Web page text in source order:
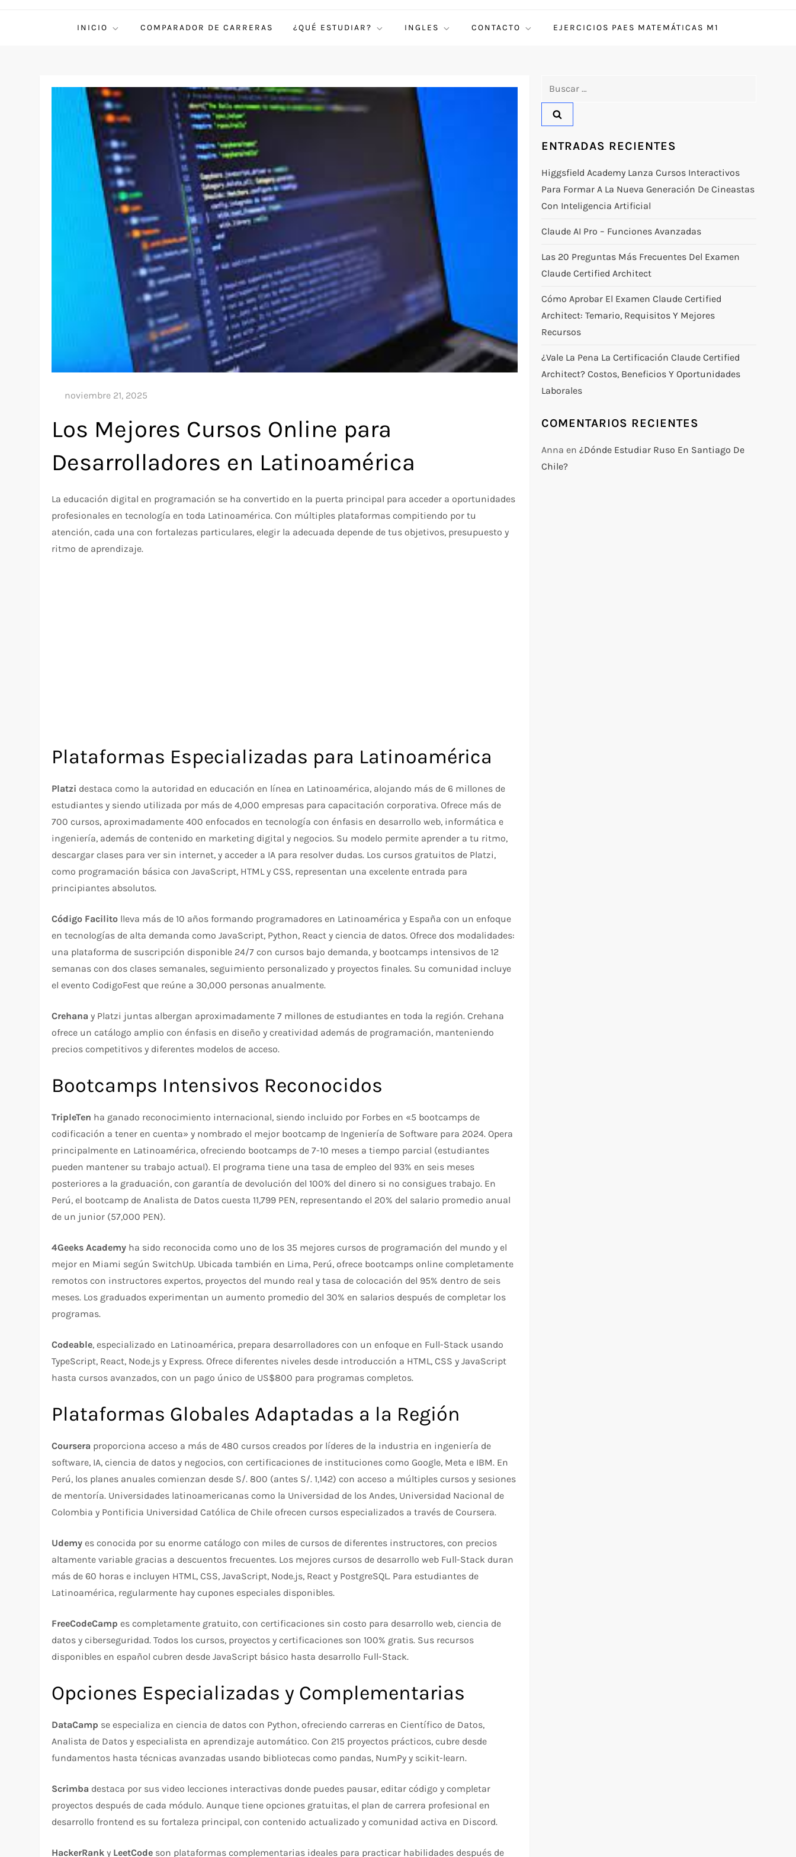
INICIO COMPARADOR DE CARRERAS ¿QUÉ ESTUDIAR? INGLES CONTACTO EJERCICIOS PAES MATEMÁTICAS M1
Los Mejores Cursos Online para
Desarrolladores en Latinoamérica
La educación digital en programación se ha convertido en la puerta principal para acceder a oportunidades
profesionales en tecnología en toda Latinoamérica. Con múltiples plataformas compitiendo por tu
atención, cada una con fortalezas particulares, elegir la adecuada depende de tus objetivos, presupuesto y
ritmo de aprendizaje.
Plataformas Especializadas para Latinoamérica
Platzi destaca como la autoridad en educación en línea en Latinoamérica, alojando más de 6 millones de
estudiantes y siendo utilizada por más de 4,000 empresas para capacitación corporativa. Ofrece más de
700 cursos, aproximadamente 400 enfocados en tecnología con énfasis en desarrollo web, informática e
ingeniería, además de contenido en marketing digital y negocios. Su modelo permite aprender a tu ritmo,
descargar clases para ver sin internet, y acceder a IA para resolver dudas. Los cursos gratuitos de Platzi,
como programación básica con JavaScript, HTML y CSS, representan una excelente entrada para
principiantes absolutos.​
Código Facilito lleva más de 10 años formando programadores en Latinoamérica y España con un enfoque
en tecnologías de alta demanda como JavaScript, Python, React y ciencia de datos. Ofrece dos modalidades:
una plataforma de suscripción disponible 24/7 con cursos bajo demanda, y bootcamps intensivos de 12
semanas con dos clases semanales, seguimiento personalizado y proyectos finales. Su comunidad incluye
el evento CodigoFest que reúne a 30,000 personas anualmente.​
Crehana y Platzi juntas albergan aproximadamente 7 millones de estudiantes en toda la región. Crehana
ofrece un catálogo amplio con énfasis en diseño y creatividad además de programación, manteniendo
precios competitivos y diferentes modelos de acceso.​
Bootcamps Intensivos Reconocidos
TripleTen ha ganado reconocimiento internacional, siendo incluido por Forbes en «5 bootcamps de
codificación a tener en cuenta» y nombrado el mejor bootcamp de Ingeniería de Software para 2024. Opera
principalmente en Latinoamérica, ofreciendo bootcamps de 7-10 meses a tiempo parcial (estudiantes
pueden mantener su trabajo actual). El programa tiene una tasa de empleo del 93% en seis meses
posteriores a la graduación, con garantía de devolución del 100% del dinero si no consigues trabajo. En
Perú, el bootcamp de Analista de Datos cuesta 11,799 PEN, representando el 20% del salario promedio anual
de un junior (57,000 PEN).​
4Geeks Academy ha sido reconocida como uno de los 35 mejores cursos de programación del mundo y el
mejor en Miami según SwitchUp. Ubicada también en Lima, Perú, ofrece bootcamps online completamente
remotos con instructores expertos, proyectos del mundo real y tasa de colocación del 95% dentro de seis
meses. Los graduados experimentan un aumento promedio del 30% en salarios después de completar los
programas.​
Codeable, especializado en Latinoamérica, prepara desarrolladores con un enfoque en Full-Stack usando
TypeScript, React, Node.js y Express. Ofrece diferentes niveles desde introducción a HTML, CSS y JavaScript
hasta cursos avanzados, con un pago único de US$800 para programas completos.​
Plataformas Globales Adaptadas a la Región
Coursera proporciona acceso a más de 480 cursos creados por líderes de la industria en ingeniería de
software, IA, ciencia de datos y negocios, con certificaciones de instituciones como Google, Meta e IBM. En
Perú, los planes anuales comienzan desde S/. 800 (antes S/. 1,142) con acceso a múltiples cursos y sesiones
de mentoría. Universidades latinoamericanas como la Universidad de los Andes, Universidad Nacional de
Colombia y Pontificia Universidad Católica de Chile ofrecen cursos especializados a través de Coursera.​
Udemy es conocida por su enorme catálogo con miles de cursos de diferentes instructores, con precios
altamente variable gracias a descuentos frecuentes. Los mejores cursos de desarrollo web Full-Stack duran
más de 60 horas e incluyen HTML, CSS, JavaScript, Node.js, React y PostgreSQL. Para estudiantes de
Latinoamérica, regularmente hay cupones especiales disponibles.​
FreeCodeCamp es completamente gratuito, con certificaciones sin costo para desarrollo web, ciencia de
datos y ciberseguridad. Todos los cursos, proyectos y certificaciones son 100% gratis. Sus recursos
disponibles en español cubren desde JavaScript básico hasta desarrollo Full-Stack.​
Opciones Especializadas y Complementarias
DataCamp se especializa en ciencia de datos con Python, ofreciendo carreras en Científico de Datos,
Analista de Datos y especialista en aprendizaje automático. Con 215 proyectos prácticos, cubre desde
fundamentos hasta técnicas avanzadas usando bibliotecas como pandas, NumPy y scikit-learn.​
Scrimba destaca por sus video lecciones interactivas donde puedes pausar, editar código y completar
proyectos después de cada módulo. Aunque tiene opciones gratuitas, el plan de carrera profesional en
desarrollo frontend es su fortaleza principal, con contenido actualizado y comunidad activa en Discord.​
HackerRank y LeetCode son plataformas complementarias ideales para practicar habilidades después de
ENTRADAS RECIENTES
Higgsfield Academy Lanza Cursos Interactivos
Para Formar A La Nueva Generación De Cineastas
Con Inteligencia Artificial
Claude AI Pro – Funciones Avanzadas
Las 20 Preguntas Más Frecuentes Del Examen
Claude Certified Architect
Cómo Aprobar El Examen Claude Certified
Architect: Temario, Requisitos Y Mejores
Recursos
¿Vale La Pena La Certificación Claude Certified
Architect? Costos, Beneficios Y Oportunidades
Laborales
COMENTARIOS RECIENTES
Anna en ¿Dónde Estudiar Ruso En Santiago De
Chile?